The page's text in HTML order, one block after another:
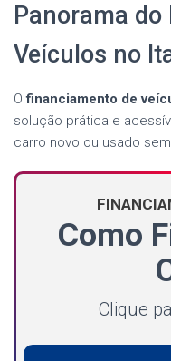
Panorama
Veículos no
Ofinanciamento de
solução prática e
carro novo ou usado
Como
Clique